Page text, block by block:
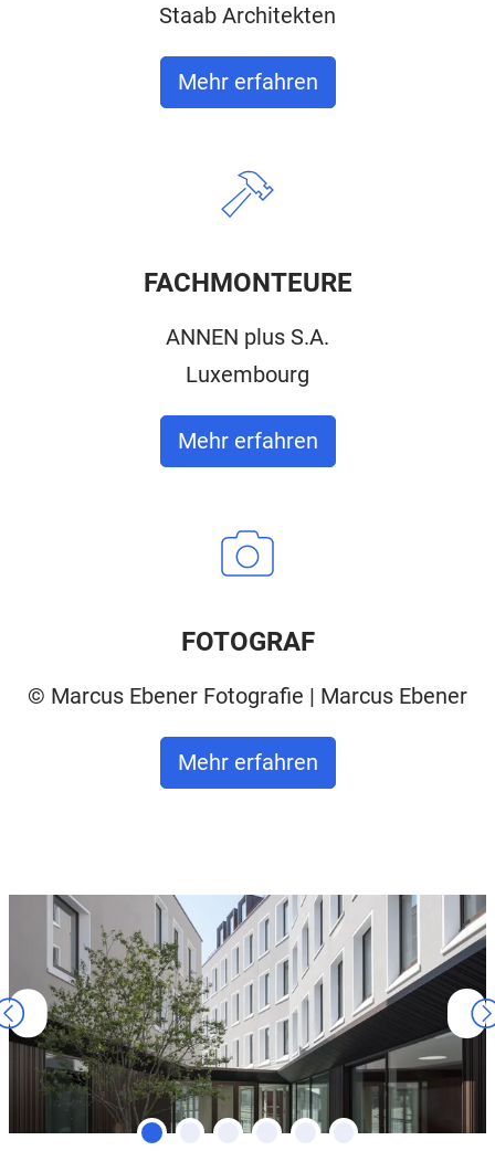
Staab Architekten
Mehr erfahren
FACHMONTEURE
ANNEN plus S.A.
Luxembourg
Mehr erfahren
FOTOGRAF
© Marcus Ebener Fotografie | Marcus Ebener
Mehr erfahren